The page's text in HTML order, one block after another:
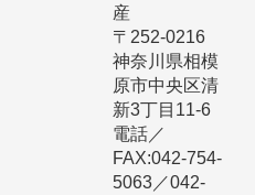
産
〒252-0216
神奈川県相模
原市中央区清
新3丁目11-6
電話／
FAX:042-754-
5063／042-